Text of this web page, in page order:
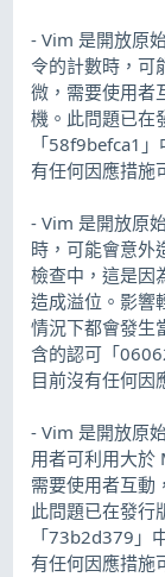
- Vim 是開放原
令的計數時，可
微，需要使用者
機。此問題已在
「58f9befca1
有任何因應措施
- Vim 是開放原
時，可能會意外
檢查中，這是因
造成溢位。影響
情況下都會發生
含的認可「
目前沒有任何因
- Vim 是開放原
用者可利用大於
需要使用者互動
此問題已在發行
「73b2d379」
有任何因應措施